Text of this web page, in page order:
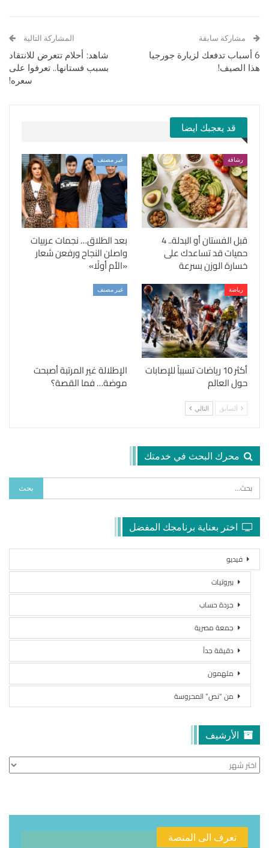
مشاركة سابقة
6 أسباب تدفعك لزيارة جورجيا
هذا الصيف!
المشاركة التالية
شاهد: أحلام تتعرض للانتقاد
بسبب فستانها.. تعرفوا على
سعره!
قد يعجبك ايضا
رشاقة
قبل الفستان أو البدلة.. 4
حميات قد تساعدك على
خسارة الوزن بسرعة
غير مصنف
بعد الطلاق… نجمات عربيات
واصلن النجاح ورفعن شعار
«الأم أولًا»
رياضة
أكثر 10 رياضات تسبباً للإصابات
حول العالم
غير مصنف
الإطلالة غير المرتبة أصبحت
موضة… فما القصة؟
السابق التالي
محرك البحث في خدمتك
اختر بعناية برنامجك المفضل
فيديو
بيروتيات
جردة حساب
جمعة مصرية
دقيقة جداً
ملهمون
من “نص” المحروسة
الأرشيف
الأرشيف
تعرف الى المنصة